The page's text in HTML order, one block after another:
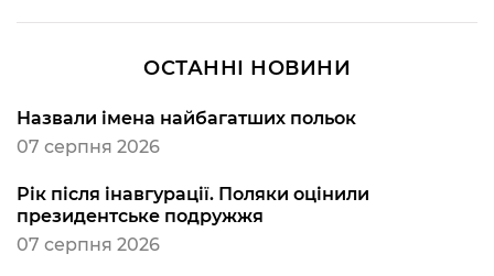
ОСТАННІ НОВИНИ
Назвали імена найбагатших польок
07 серпня 2026
Рік після інавгурації. Поляки оцінили
президентське подружжя
07 серпня 2026